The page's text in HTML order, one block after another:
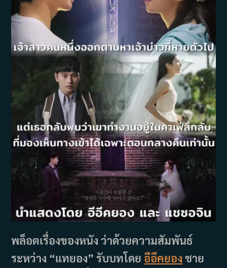
พล็อตเรื่องของหนัง ว่าด้วยความสัมพันธ์
ระหว่าง “แทยอง” รับบทโดย อีอีคยอง ชาย